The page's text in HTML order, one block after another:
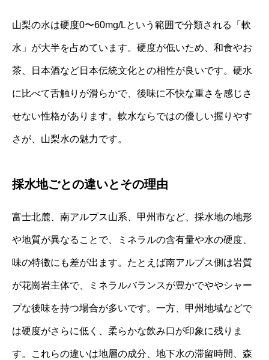
山梨の水は硬度0〜60mg/Lという範囲で分類される「軟
水」が大半を占めています。硬度が低いため、和食やお
茶、日本酒など日本伝統文化との相性が良いです。硬水
に比べて舌触りが滑らかで、後味に不快な重さを感じさ
せない性格があります。軟水ならではの優しい握りやす
さが、山梨水の魅力です。
採水地ごとの違いとその理由
富士北麓、南アルプス山系、甲州市など、採水地の地形
や地質が異なることで、ミネラルの含有量や水の硬度、
味の特徴にも差が出ます。たとえば南アルプス側は岩質
が花崗岩主体で、ミネラルバランスが豊かでややシャー
プな後味を持つ場合が多いです。一方、甲州地域などで
は硬度がさらに低く、柔らかな飲み口が印象に残りま
す。これらの違いは地層の成分、地下水の滞留時間、森